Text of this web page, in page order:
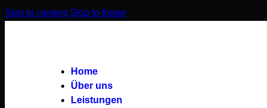
Skip to content Skip to footer
Home
Über uns
Leistungen